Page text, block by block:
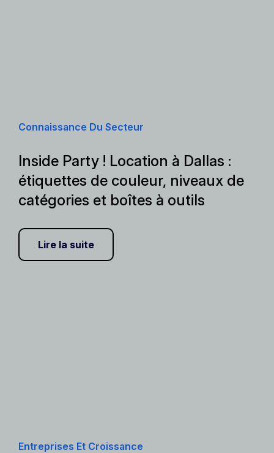
Connaissance Du Secteur
Inside Party ! Location à Dallas :
étiquettes de couleur, niveaux de
catégories et boîtes à outils
Lire la suite
Entreprises Et Croissance